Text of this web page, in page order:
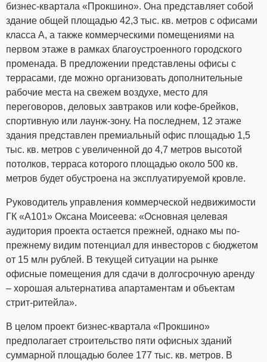
бизнес-квартала «Прокшино». Она представляет собой
здание общей площадью 42,3 тыс. кв. метров с офисами
класса А, а также коммерческими помещениями на
первом этаже в рамках благоустроенного городского
променада. В предложении представлены офисы с
террасами, где можно организовать дополнительные
рабочие места на свежем воздухе, место для
переговоров, деловых завтраков или кофе-брейков,
спортивную или лаунж-зону. На последнем, 12 этаже
здания представлен премиальный офис площадью 1,5
тыс. кв. метров с увеличенной до 4,7 метров высотой
потолков, терраса которого площадью около 500 кв.
метров будет обустроена на эксплуатируемой кровле.
Руководитель управления коммерческой недвижимости
ГК «А101» Оксана Моисеева: «Основная целевая
аудитория проекта остается прежней, однако мы по-
прежнему видим потенциал для инвесторов с бюджетом
от 15 млн рублей. В текущей ситуации на рынке
офисные помещения для сдачи в долгосрочную аренду
– хорошая альтернатива апартаментам и объектам
стрит-ритейла».
В целом проект бизнес-квартала «Прокшино»
предполагает строительство пяти офисных зданий
суммарной площадью более 177 тыс. кв. метров. В